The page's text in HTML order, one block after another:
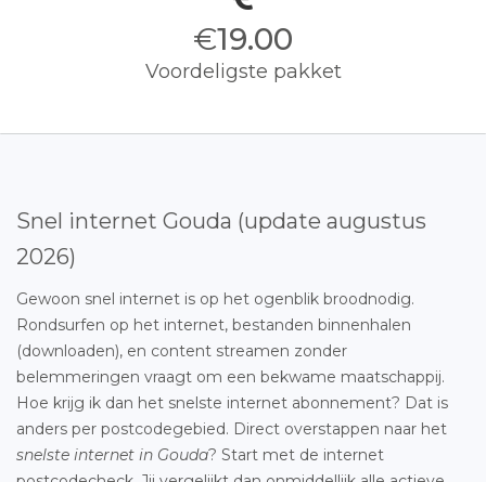
€19.00
Voordeligste pakket
Snel internet Gouda (update augustus
2026)
Gewoon snel internet is op het ogenblik broodnodig.
Rondsurfen op het internet, bestanden binnenhalen
(downloaden), en content streamen zonder
belemmeringen vraagt om een bekwame maatschappij.
Hoe krijg ik dan het snelste internet abonnement? Dat is
anders per postcodegebied. Direct overstappen naar het
snelste internet in Gouda? Start met de internet